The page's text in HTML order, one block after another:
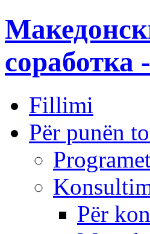
Fillimi
Për punën
Për